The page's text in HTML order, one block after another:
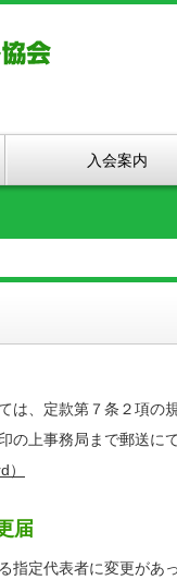
入会案内
は、定款第７条２項の
の上事務局まで郵送に
届
指定代表者に変更があ